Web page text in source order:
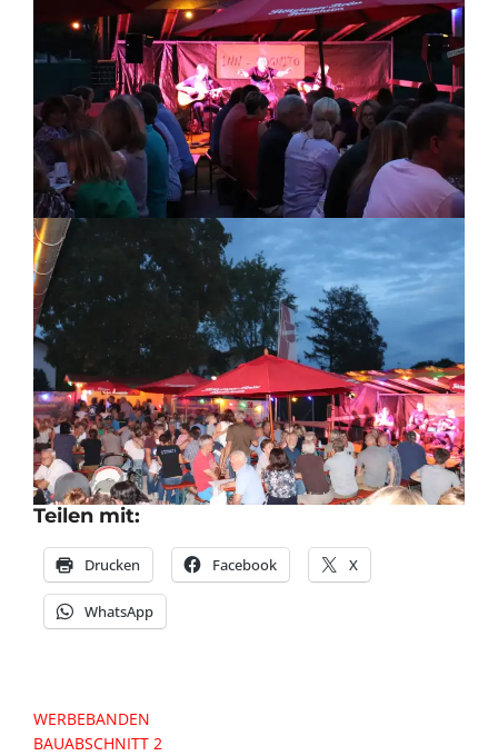
Teilen mit:
Drucken Facebook X
WhatsApp
Beitragsnavigation
WERBEBANDEN
BAUABSCHNITT 2